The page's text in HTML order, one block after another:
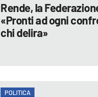
Rende, la
«Pronti ad ogni
chi delira»
POLITICA